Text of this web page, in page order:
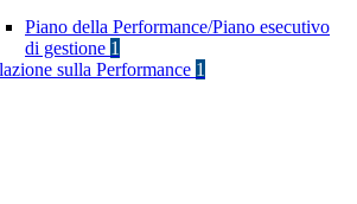
Piano della Performance/Piano esecutivo
di gestione 1
sulla Performance 1